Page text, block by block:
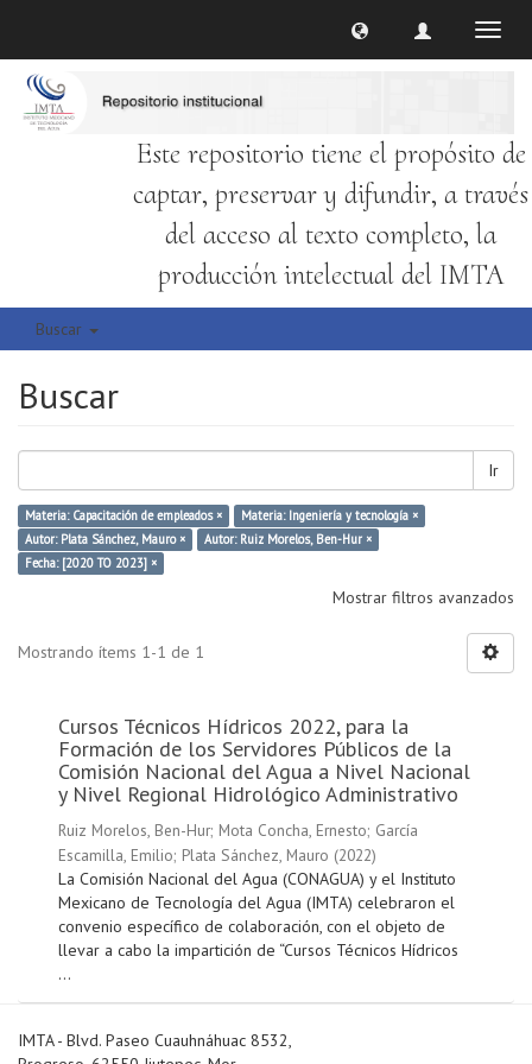
Este repositorio tiene el propósito de
captar, preservar y difundir, a través
del acceso al texto completo, la
producción intelectual del IMTA
Buscar
Buscar
Ir
Materia: Capacitación de empleados ×
Materia: Ingeniería y tecnología ×
Autor: Plata Sánchez, Mauro ×
Autor: Ruiz Morelos, Ben-Hur ×
Fecha: [2020 TO 2023] ×
Mostrar filtros avanzados
Mostrando ítems 1-1 de 1
Cursos Técnicos Hídricos 2022, para la
Formación de los Servidores Públicos de la
Comisión Nacional del Agua a Nivel Nacional
y Nivel Regional Hidrológico Administrativo
Ruiz Morelos, Ben-Hur; Mota Concha, Ernesto; García
Escamilla, Emilio; Plata Sánchez, Mauro (2022)
La Comisión Nacional del Agua (CONAGUA) y el Instituto
Mexicano de Tecnología del Agua (IMTA) celebraron el
convenio específico de colaboración, con el objeto de
llevar a cabo la impartición de “Cursos Técnicos Hídricos
...
IMTA - Blvd. Paseo Cuauhnáhuac 8532,